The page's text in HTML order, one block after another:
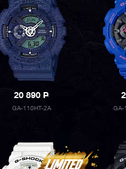
20 890P
GA-110HT-2A GA-